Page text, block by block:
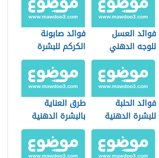
فوائد العسل
للوجه الدهني
فوائد صابونة
الكركم للبشرة
الدهنية
فوائد الحلبة
للبشرة الدهنية
طرق العناية
بالبشرة الدهنية